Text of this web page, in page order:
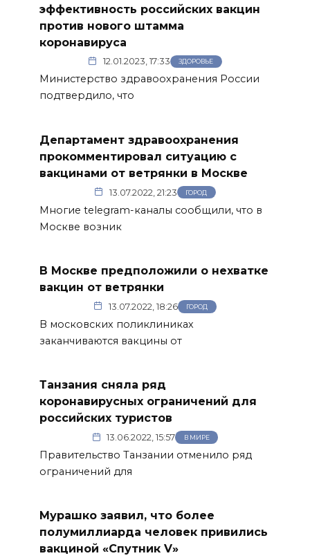
эффективность российских вакцин
против нового штамма
коронавируса
12.01.2023, 17:33 ЗДОРОВЬЕ
Министерство здравоохранения России
подтвердило, что
Департамент здравоохранения
прокомментировал ситуацию с
вакцинами от ветрянки в Москве
13.07.2022, 21:23 ГОРОД
Многие telegram-каналы сообщили, что в
Москве возник
В Москве предположили о нехватке
вакцин от ветрянки
13.07.2022, 18:26 ГОРОД
В московских поликлиниках
заканчиваются вакцины от
Танзания сняла ряд
коронавирусных ограничений для
российских туристов
13.06.2022, 15:57 В МИРЕ
Правительство Танзании отменило ряд
ограничений для
Мурашко заявил, что более
полумиллиарда человек привились
вакциной «Спутник V»